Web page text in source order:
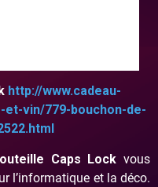
http://www.cadeau-
vin/779-bouchon-de-
Caps Lock vous
l’informatique et la déco.